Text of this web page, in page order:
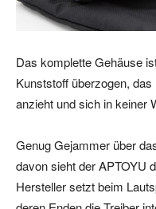
Das komplette Gehäuse
Kunststoff überzogen,
anzieht und sich in keiner
Genug Gejammer über
davon sieht der APTOYU
Hersteller setzt beim